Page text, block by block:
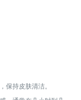
保持皮肤清洁。